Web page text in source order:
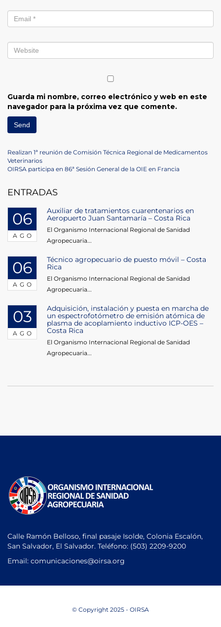
Guarda mi nombre, correo electrónico y web en este
navegador para la próxima vez que comente.
Navegación
de
entradas
Previous
Post
Realizan 1ª reunión de Comisión Técnica Regional de Medicamentos
Veterinarios
Next
OIRSA participa en 86ª Sesión General de la OIE en Francia
ENTRADAS
06
AGO
Auxiliar de tratamientos cuarentenarios en
Aeropuerto Juan Santamaría – Costa Rica
El Organismo Internacional Regional de Sanidad
Agropecuaria...
06
AGO
Técnico agropecuario de puesto móvil – Costa
Rica
El Organismo Internacional Regional de Sanidad
Agropecuaria...
03
AGO
Adquisición, instalación y puesta en marcha de
un espectrofotómetro de emisión atómica de
plasma de acoplamiento inductivo ICP-OES –
Costa Rica
El Organismo Internacional Regional de Sanidad
Agropecuaria...
Calle Ramón Belloso, final pasaje Isolde, Colonia Escalón,
San Salvador, El Salvador. Teléfono: (503) 2209-9200
Email: comunicaciones@oirsa.org
© Copyright 2025 - OIRSA